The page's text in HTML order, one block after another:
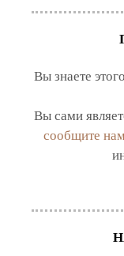
Вы знаете
Вы сами
сообщите